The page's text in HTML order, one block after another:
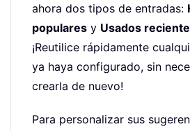
ahora dos tipos de entradas:
populares y Usados
¡Reutilice rápidamente
ya haya configurado, sin
crearla de nuevo!
Para personalizar sus